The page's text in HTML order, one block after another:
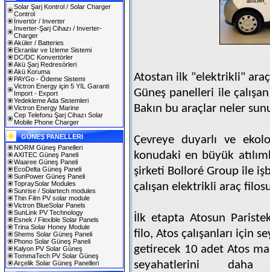
Solar Şarj Kontrol / Solar Charger
Control
İnvertör / Inverter
İnverter-Şarj Cihazı / Inverter-
Charger
Aküler / Batteries
Ekranlar ve İzleme Sistemi
DC/DC Konvertörler
Akü Şarj Redresörleri
Akü Koruma
PAYGo - Ödeme Sistemi
Victron Energy için 5 YIL Garanti
Import - Export
Yedekleme Ada Sistemleri
Victron Energy Marine
Cep Telefonu Şarj Cihazı Solar
Mobile Phone Charger
GÜNEŞ PANELLERI
NORM Güneş Panelleri
AXITEC Güneş Paneli
Waaree Güneş Paneli
EcoDelta Güneş Paneli
SunPower Güneş Paneli
TopraySolar Modules
Sunrise / Solartech modules
Thin Film PV solar module
Victron BlueSolar Panels
SunLink PV Technology
Esnek / Flexible Solar Panels
Trina Solar Honey Module
Shems Solar Güneş Paneli
Phono Solar Güneş Paneli
Kalyon PV Solar Güneş
TommaTech PV Solar Güneş
Arçelik Solar Güneş Panelleri
Atostan ilk "elektrikli"
Güneş panelleri ile
Bakın bu araçlar neler
Çevreye duyarlı ve
konudaki en büyük
şirketi Bolloré Group ile
çalışan elektrikli araç
İlk etapta Atosun
filo, Atos çalışanları için
getirecek 10 adet Atos
seyahatlerini